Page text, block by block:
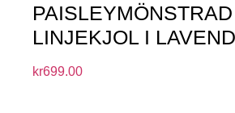
LINJEKJOL I
kr699.00